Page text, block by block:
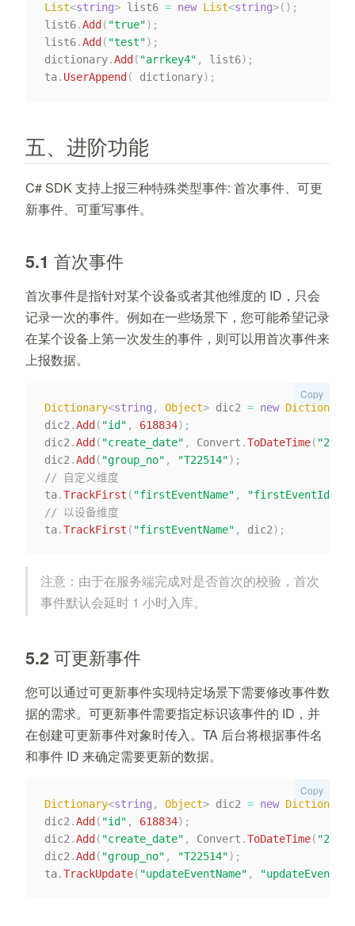
List<string> list6 = new List<string>( ) ;
list6.Add ( "true") ;
list6.Add ( "test") ;
dictionary.Add ( "arrkey4" , list6) ;
ta. UserAppend ( dictionary) ;
五、进阶功能
C# SDK 支持上报三种特殊类型事件: 首次事件、可更
新事件、可重写事件。
5.1 首次事件
首次事件是指针对某个设备或者其他维度的 ID，只会
记录一次的事件。例如在一些场景下，您可能希望记录
在某个设备上第一次发生的事件，则可以用首次事件来
上报数据。
Dictionary<string , Object> dic2 = new Dictionary
dic2 .Add ( "id" , 618834) ;
dic2 .Add ( "create_date" , Convert .ToDateTime(
dic2 .Add ( "group_no" , "T22514") ;
// 自定义维度
ta.TrackFirst ( "firstEventName" , "firstEventId"
// 以设备维度
ta.TrackFirst ( "firstEventName" , dic2) ;
Copy
注意：由于在服务端完成对是否首次的校验，首次
事件默认会延时 1 小时入库。
5.2 可更新事件
您可以通过可更新事件实现特定场景下需要修改事件数
据的需求。可更新事件需要指定标识该事件的 ID，并
在创建可更新事件对象时传入。TA 后台将根据事件名
和事件 ID 来确定需要更新的数据。
Dictionary<string , Object> dic2 = new Dictionary
dic2 .Add ( "id" , 618834) ;
dic2 .Add ( "create_date" , Convert .ToDateTime(
dic2 .Add ( "group_no" , "T22514") ;
ta.TrackUpdate( "updateEventName" , "updateEventId"
Copy